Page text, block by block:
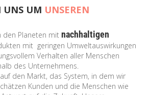
UNS UM UNSEREN
den Planeten mit nachhaltigen
mit geringen Umweltauswirkungen
Verhalten aller Menschen
des Unternehmens.
den Markt, das System, in dem wir
Kunden und die Menschen wie